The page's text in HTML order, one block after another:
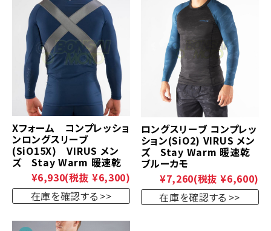
Xフォーム コンプレッショ
ンロングスリーブ
(SiO15X) VIRUS メン
ズ Stay Warm 暖速乾
¥6,930(税抜 ¥6,300)
在庫を確認する
ロングスリーブ コンプレッ
ション(SiO2) VIRUS メン
ズ Stay Warm 暖速乾
ブルーカモ
¥7,260(税抜 ¥6,600)
在庫を確認する